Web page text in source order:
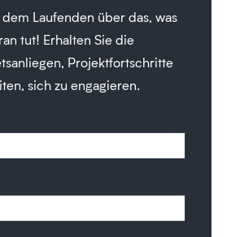
Laufenden über das, was
tut! Erhalten Sie die
Projektfortschritte
sich zu engagieren.